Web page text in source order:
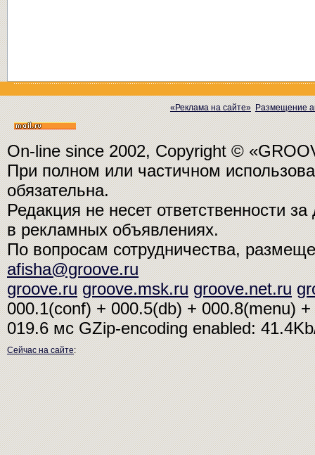
«Реклама на сайте» Размещение
On-line since 2002, Copyright ©
При полном или частичном
обязательна.
Редакция не несет ответственности
в рекламных объявлениях.
По вопросам сотрудничества,
afisha@groove.ru
groove.ru groove.msk.ru groove.net.ru
000.1(conf) + 000.5(db) + 000.8(menu)
019.6 мсGZip-encoding enabled:
Сейчас на сайте: